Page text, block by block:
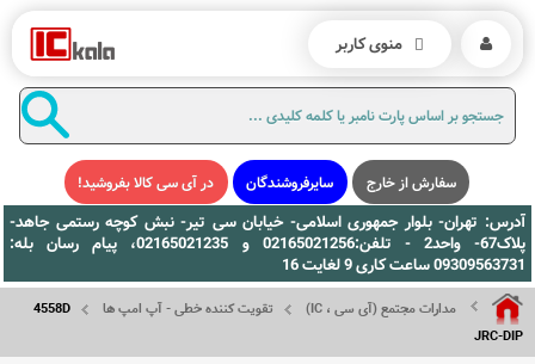
سفارش از خارج سایرفروشندگان در آی سی کالا بفروشید!
آدرس: تهران- بلوار جمهوری اسلامی- خیابان سی تیر- نبش کوچه رستمی جاهد-
پلاک67- واحد2 - تلفن:02165021256 و 02165021235، پیام رسان بله:
09309563731 ساعت کاری 9 لغایت 16
مدارات مجتمع (آی سی ، IC) تقویت کننده خطی - آپ امپ ها
4558D
JRC-DIP
منوی کاربر